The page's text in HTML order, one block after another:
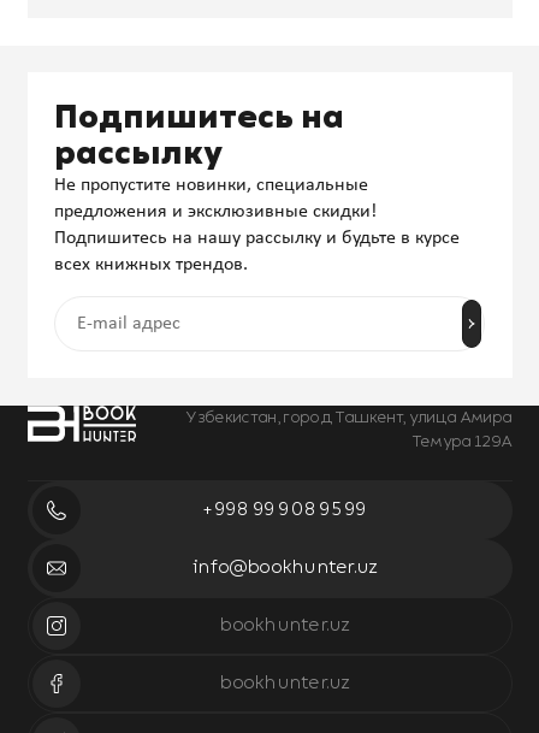
Узбекистан, город Ташкент, улица Амира
Темура 129А
+998 99 908 95 99
info@bookhunter.uz
bookhunter.uz
bookhunter.uz
Подпишитесь на
рассылку
Не пропустите новинки, специальные
предложения и эксклюзивные скидки!
Подпишитесь на нашу рассылку и будьте в курсе
всех книжных трендов.